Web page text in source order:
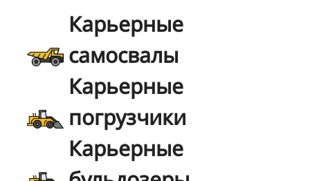
Карьерные
самосвалы
Карьерные
погрузчики
Карьерные